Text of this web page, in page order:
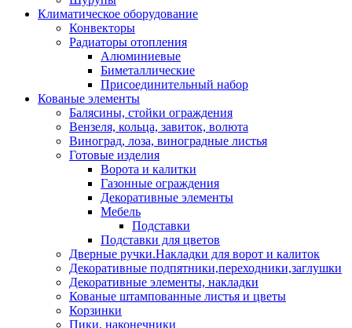
Климатическое оборудование
Конвекторы
Радиаторы отопления
Алюминиевые
Биметаллические
Присоединительный набор
Кованые элементы
Балясины, стойки ограждения
Вензеля, кольца, завиток, волюта
Виноград, лоза, виноградные листья
Готовые изделия
Ворота и калитки
Газонные ограждения
Декоративные элементы
Мебель
Подставки
Подставки для цветов
Дверные ручки.Накладки для ворот и калиток
Декоративные подпятники,переходники,заглушки
Декоративные элементы, накладки
Кованые штампованные листья и цветы
Корзинки
Пики, наконечники